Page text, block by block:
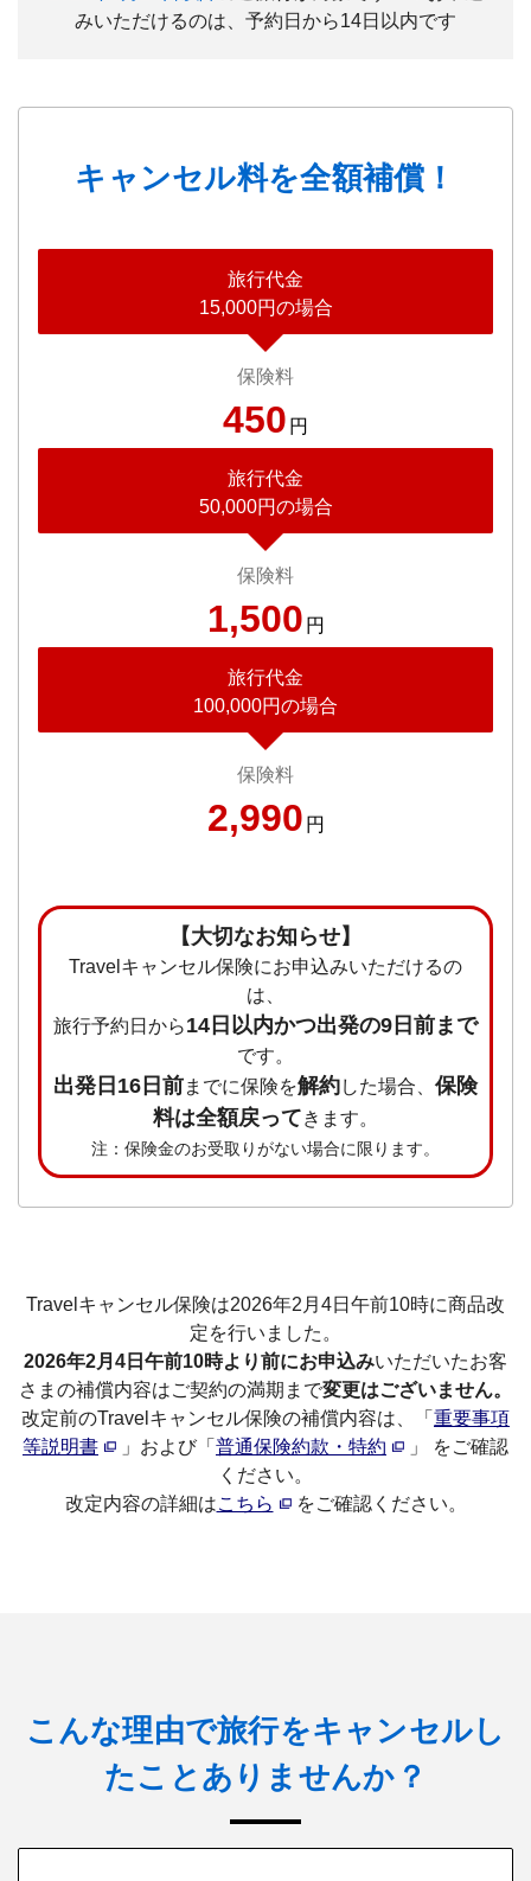
みいただけるのは、予約日から14日以内です
キャンセル料を全額補償！
旅行代金
15,000円の場合
保険料
450 円
旅行代金
50,000円の場合
保険料
1,500 円
旅行代金
100,000円の場合
保険料
2,990 円
【大切なお知らせ】
Travelキャンセル保険にお申込みいただけるの
は、
旅行予約日から14日以内かつ出発の9日前まで
です。
出発日16日前までに保険を解約した場合、 保険
料は全額戻ってきます。
注：保険金のお受取りがない場合に限ります。
Travelキャンセル保険は2026年2月4日午前10時に商品改
定を行いました。
2026年2月4日午前10時より前にお申込みいただいたお客
さまの補償内容はご契約の満期まで変更はございません。
改定前のTravelキャンセル保険の補償内容は、「 重要事項
等説明書
」および「 普通保険約款・特約
」 をご確認
ください。
改定内容の詳細はこちら をご確認ください。
こんな理由で旅行をキャンセルし
たことありませんか？